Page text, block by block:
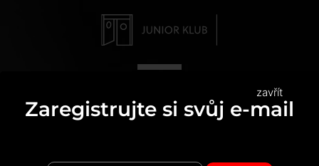
zavřít
Zaregistrujte si svůj e-mail